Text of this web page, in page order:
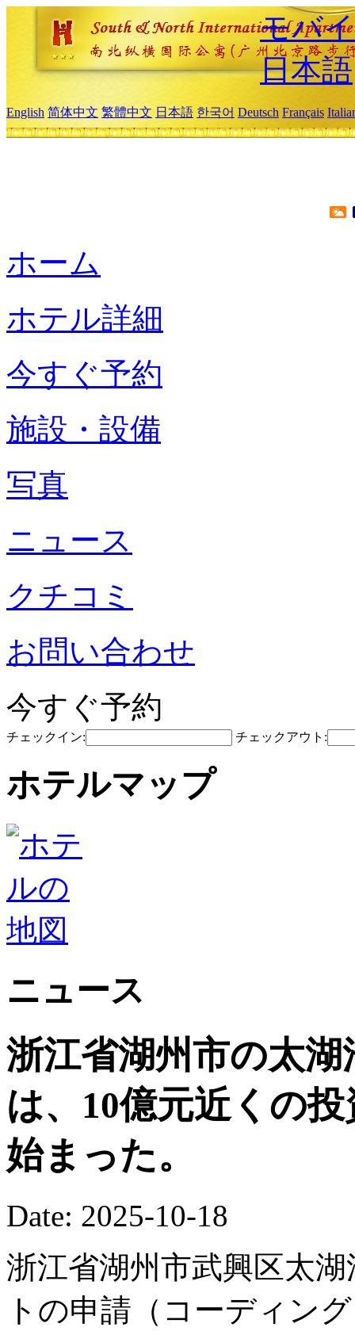
モバ
日本語
English 简体中文 繁體中文 日本語 한국어 Deutsch Français
ホーム
ホテル詳細
今すぐ予約
施設・設備
写真
ニュース
クチコミ
お問い合わせ
今すぐ予約
チェックイン: チェックアウト:
ホテルマップ
ニュース
浙江省湖州市の太
は、10億元近くの
始まった。
Date: 2025-10-18
浙江省湖州市武興区太
トの申請（コーディン